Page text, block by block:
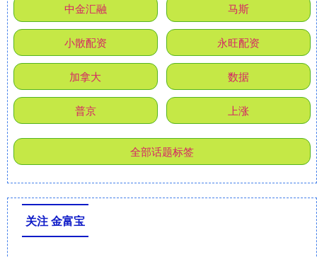
中金汇融 马斯
小散配资 永旺配资
加拿大 数据
普京 上涨
全部话题标签
关注 金富宝